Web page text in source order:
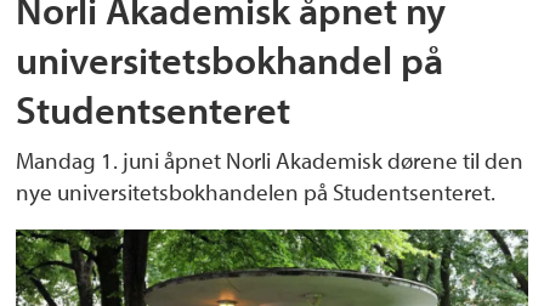
universitetsbokhandel på
Studentsenteret
Mandag 1. juni åpnet Norli Akademisk dørene til den
nye universitetsbokhandelen på Studentsenteret.